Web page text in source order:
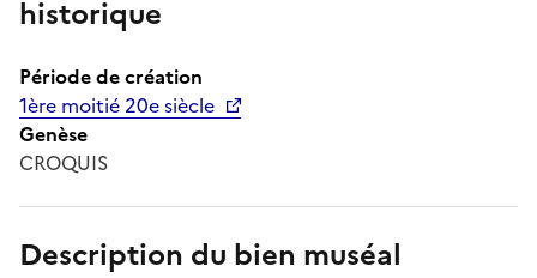
historique
Période de création
1ère moitié 20e siècle
Genèse
CROQUIS
Description du bien muséal